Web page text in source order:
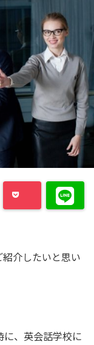
介したいと思い
に、英会話学校に